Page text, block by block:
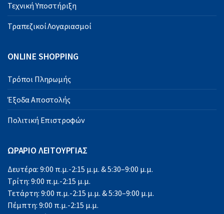
Τεχνική Υποστήριξη
Τραπεζικοί Λογαριασμοί
ONLINE SHOPPING
Τρόποι Πληρωμής
Έξοδα Αποστολής
Πολιτική Επιστροφών
ΩΡΑΡΙΟ ΛΕΙΤΟΥΡΓΙΑΣ
Δευτέρα: 9:00 π.μ.-2:15 μ.μ. & 5:30–9:00 μ.μ.
Τρίτη: 9:00 π.μ.-2:15 μ.μ.
Τετάρτη: 9:00 π.μ.-2:15 μ.μ. & 5:30–9:00 μ.μ.
Πέμπτη: 9:00 π.μ.-2:15 μ.μ.